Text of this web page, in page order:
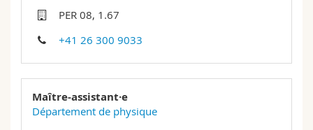
Sciences et médecine
Interfacultaire
Collaborateurs
Doctorants
Webmail
Programme des cours
PER 08, 1.67
+41 26 300 9033
Maître-assistant·e
Département de physique